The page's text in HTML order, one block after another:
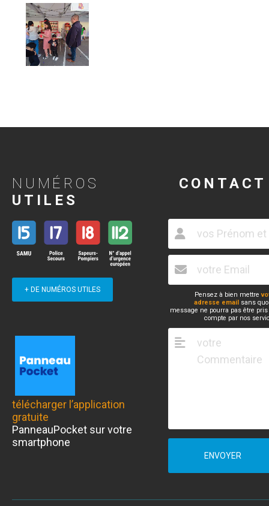
NUMÉROS
UTILES
+ DE NUMÉROS UTILES
télécharger l’application
gratuite
PanneauPocket sur votre
smartphone
CONTACT
Pensez à bien mettre
adresse email sans
message ne pourra pas être
compte par nos
ENVOYER